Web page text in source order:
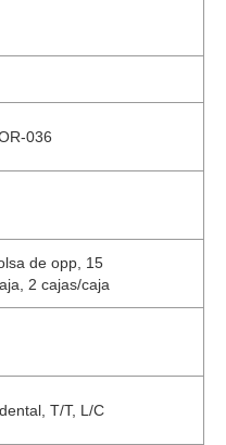
036
de opp, 15
2 cajas/caja
T/T, L/C